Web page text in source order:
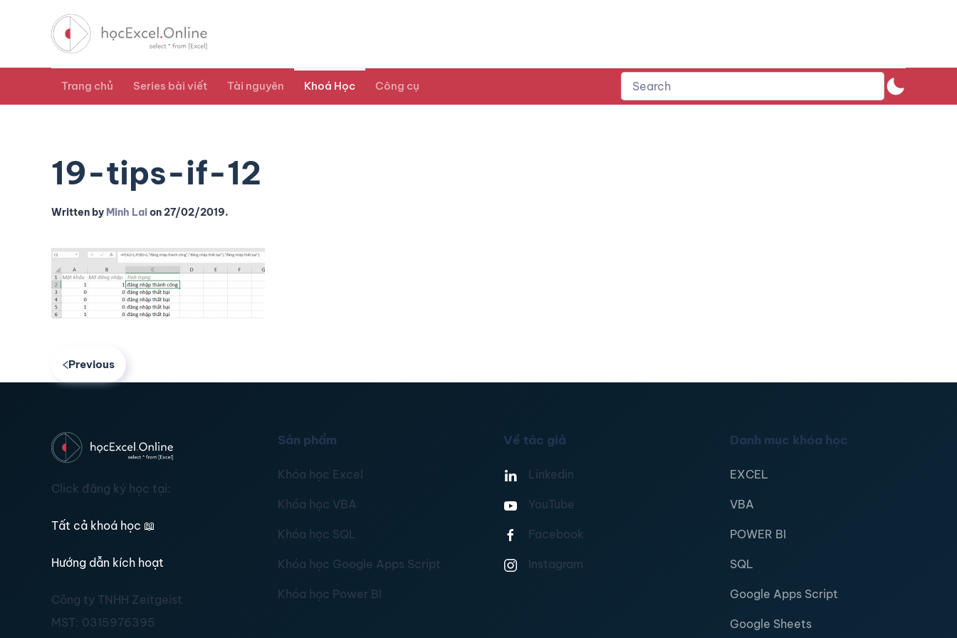
Trang chủ Series bài viết Tài nguyên Khoá Học Công cụ
19-tips-if-12
Written by Minh Laion27/02/2019.
Previous
Click đăng ký học tại:
Tất cả khoá học 📖
Hướng dẫn kích hoạt
Công ty TNHH Zeitgeist
MST: 0315976395
Sản phẩm
Khóa học Excel
Khóa học VBA
Khóa học SQL
Khóa học Google Apps Script
Khóa học Power BI
Về tác giả
Linkedin
YouTube
Facebook
Instagram
Danh mục khóa học
EXCEL
VBA
POWER BI
SQL
Google Apps Script
Google Sheets